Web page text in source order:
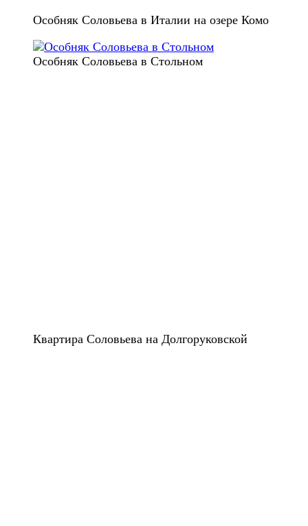
Особняк Соловьева в Италии на озере Комо
Особняк Соловьева в Стольном
Квартира Соловьева на Долгоруковской